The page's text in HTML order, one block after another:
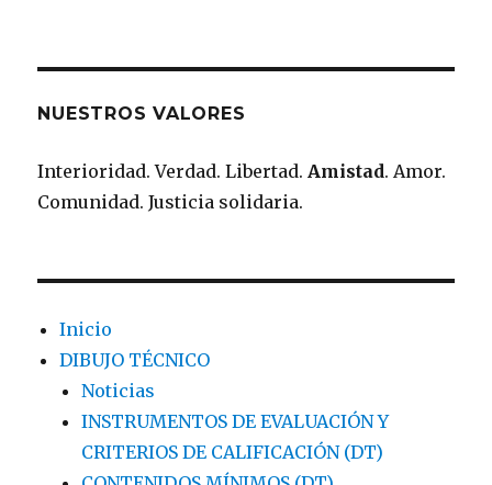
NUESTROS VALORES
Interioridad. Verdad. Libertad.Amistad. Amor.
Comunidad. Justicia solidaria.
Inicio
DIBUJO TÉCNICO
Noticias
INSTRUMENTOS DE EVALUACIÓN Y
CRITERIOS DE CALIFICACIÓN (DT)